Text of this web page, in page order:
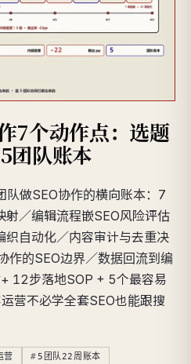
7个动作点：选题
团队账本
做SEO协作的横向账本：7
／编辑流程嵌SEO风险评估
织自动化／内容审计与去重决
作的SEO边界／数据回流到编
12步落地SOP + 5个最容易
营不必学全套SEO也能跟搜
营 5团队22周账本